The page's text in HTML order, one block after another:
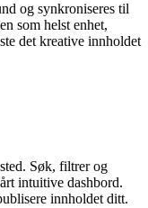
og synkroniseres til
som helst enhet,
det kreative innholdet
Søk, filtrer og
intuitive dashbord.
innholdet ditt.